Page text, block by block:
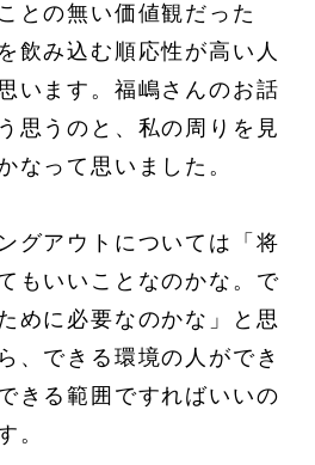
との無い価値観だった
飲み込む順応性が高い人
います。福嶋さんのお話
思うのと、私の周りを見
なって思いました。
グアウトについては「将
もいいことなのかな。で
めに必要なのかな」と思
、できる環境の人ができ
きる範囲ですればいいの
。